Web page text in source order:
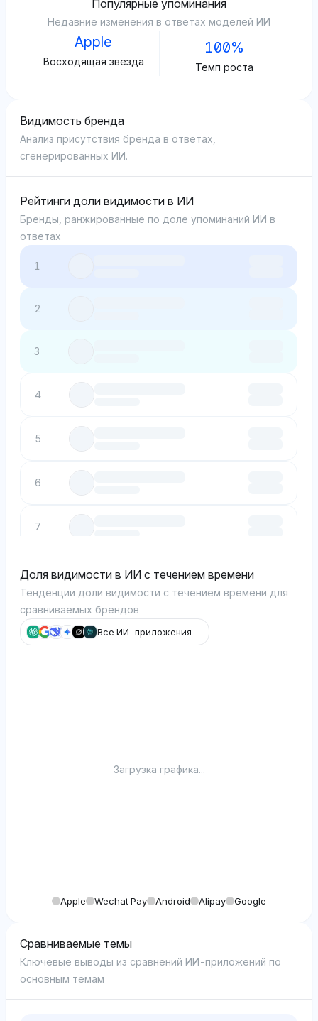
Популярные упоминания
Недавние изменения в ответах моделей ИИ
Apple
Восходящая звезда
100%
Темп роста
Видимость бренда
Анализ присутствия бренда в ответах,
сгенерированных ИИ.
Рейтинги доли видимости в ИИ
Бренды, ранжированные по доле упоминаний ИИ в
ответах
1
2
3
4
5
6
7
8
9
Доля видимости в ИИ с течением времени
Тенденции доли видимости с течением времени для
сравниваемых брендов
Все ИИ-приложения
Загрузка графика...
Apple Wechat Pay Android Alipay Google
Сравниваемые темы
Ключевые выводы из сравнений ИИ-приложений по
основным темам